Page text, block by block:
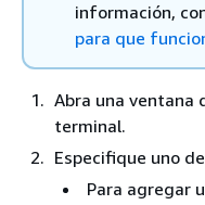
información,
para que
Abra una ventana
terminal.
Especifique uno
Para agregar